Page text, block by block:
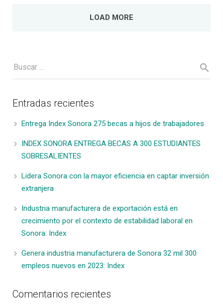
LOAD MORE
Entradas recientes
Entrega Index Sonora 275 becas a hijos de trabajadores
INDEX SONORA ENTREGA BECAS A 300 ESTUDIANTES
SOBRESALIENTES
Lidera Sonora con la mayor eficiencia en captar inversión
extranjera
Industria manufacturera de exportación está en
crecimiento por el contexto de estabilidad laboral en
Sonora: Index
Genera industria manufacturera de Sonora 32 mil 300
empleos nuevos en 2023: Index
Comentarios recientes